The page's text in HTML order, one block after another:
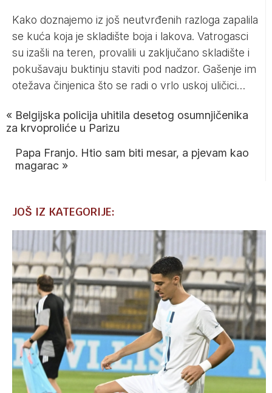
Kako doznajemo iz još neutvrđenih razloga zapalila
se kuća koja je skladište boja i lakova. Vatrogasci
su izašli na teren, provalili u zaključano skladište i
pokušavaju buktinju staviti pod nadzor. Gašenje im
otežava činjenica što se radi o vrlo uskoj uličici…
« Belgijska policija uhitila desetog osumnjičenika
za krvoproliće u Parizu
Papa Franjo. Htio sam biti mesar, a pjevam kao
magarac »
JOŠ IZ KATEGORIJE: